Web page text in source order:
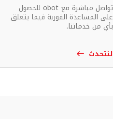
تواصل مباشرة مع obot للحصول
على المساعدة الفورية فيما يتعلق
بأي من خدماتنا.
لنتحدث